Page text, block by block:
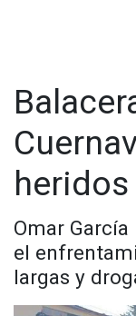
Omar
el
largas y